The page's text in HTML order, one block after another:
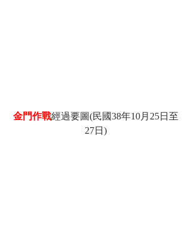
金門作戰經過要圖(民國38年10月25日至
27日)